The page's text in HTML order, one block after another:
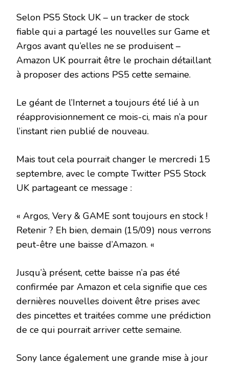
Selon PS5 Stock UK – un tracker de stock
fiable qui a partagé les nouvelles sur Game et
Argos avant qu’elles ne se produisent – ​​
Amazon UK pourrait être le prochain détaillant
à proposer des actions PS5 cette semaine.
Le géant de l’Internet a toujours été lié à un
réapprovisionnement ce mois-ci, mais n’a pour
l’instant rien publié de nouveau.
Mais tout cela pourrait changer le mercredi 15
septembre, avec le compte Twitter PS5 Stock
UK partageant ce message :
« Argos, Very & GAME sont toujours en stock !
Retenir ? Eh bien, demain (15/09) nous verrons
peut-être une baisse d’Amazon. «
Jusqu’à présent, cette baisse n’a pas été
confirmée par Amazon et cela signifie que ces
dernières nouvelles doivent être prises avec
des pincettes et traitées comme une prédiction
de ce qui pourrait arriver cette semaine.
Sony lance également une grande mise à jour